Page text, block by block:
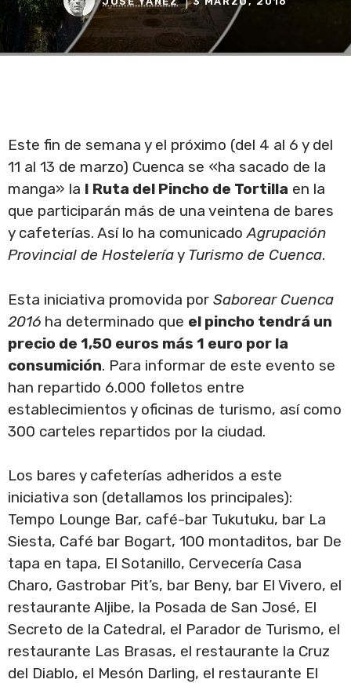
Este fin de semana y el próximo (del 4 al 6 y del
11 al 13 de marzo) Cuenca se «ha sacado de la
manga» la I Ruta del Pincho de Tortilla en la
que participarán más de una veintena de bares
y cafeterías. Así lo ha comunicado Agrupación
Provincial de Hosteleríay Turismo de Cuenca.
Esta iniciativa promovida por Saborear Cuenca
2016 ha determinado que el pincho tendrá un
precio de 1,50 euros más 1 euro por la
consumición. Para informar de este evento se
han repartido 6.000 folletos entre
establecimientos y oficinas de turismo, así como
300 carteles repartidos por la ciudad.
Los bares y cafeterías adheridos a este
iniciativa son (detallamos los principales):
Tempo Lounge Bar, café-bar Tukutuku, bar La
Siesta, Café bar Bogart, 100 montaditos, bar De
tapa en tapa, El Sotanillo, Cervecería Casa
Charo, Gastrobar Pit’s, bar Beny, bar El Vivero, el
restaurante Aljibe, la Posada de San José, El
Secreto de la Catedral, el Parador de Turismo, el
restaurante Las Brasas, el restaurante la Cruz
del Diablo, el Mesón Darling, el restaurante El